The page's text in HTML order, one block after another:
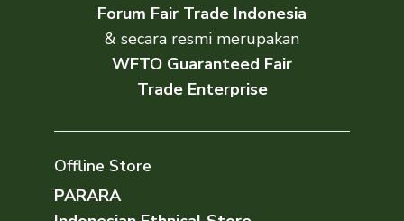
Offline Store
PARARA
Forum Fair Trade Indonesia
& secara resmi merupakan
WFTO Guaranteed Fair
Trade Enterprise